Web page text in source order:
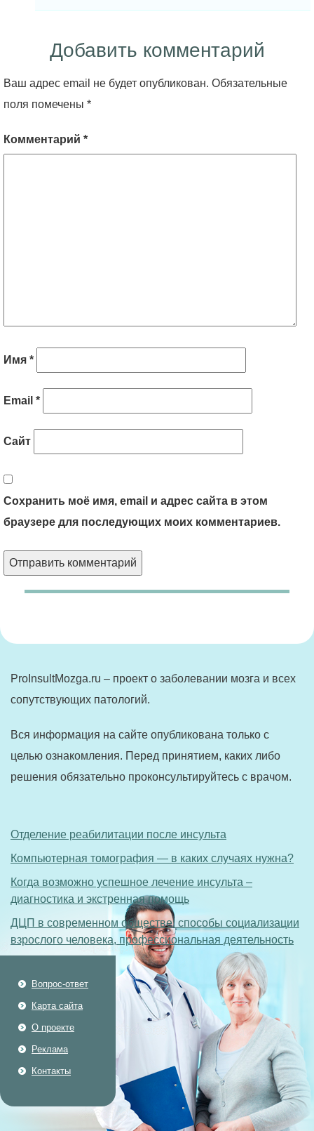
Добавить комментарий
Ваш адрес email не будет опубликован. Обязательные
поля помечены *
Комментарий *
Имя *
Email *
Сайт
Сохранить моё имя, email и адрес сайта в этом
браузере для последующих моих комментариев.
ProInsultMozga.ru – проект о заболевании мозга и всех
сопутствующих патологий.
Вся информация на сайте опубликована только с
целью ознакомления. Перед принятием, каких либо
решения обязательно проконсультируйтесь с врачом.
Отделение реабилитации после инсульта
Компьютерная томография — в каких случаях нужна?
Когда возможно успешное лечение инсульта –
диагностика и экстренная помощь
ДЦП в современном обществе: способы социализации
взрослого человека, профессиональная деятельность
Вопрос-ответ
Карта сайта
О проекте
Реклама
Контакты